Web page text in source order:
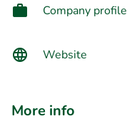
Company profile
Website
More info